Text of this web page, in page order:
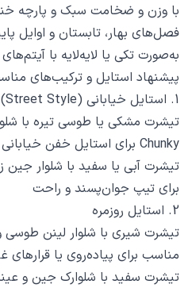
با وزن و ضخامت سبک و پارچه
فصل‌های بهار، تابستان و اوایل
به‌صورت تکی یا لایه‌لایه با
پیشنهاد استایل و ترکیب‌های
1. استایل خیابانی (Street Style)
تیشرت مشکی یا طوسی تیره با
Chunky برای استایل خفن خیابانی
تیشرت آبی یا سفید با شلوار جین
برای تیپ جوان‌پسند و راحت
2. استایل روزمره
تیشرت شیری با شلوار لینن
مناسب برای پیاده‌روی یا قرارهای
تیشرت سفید با شلوارک جین و